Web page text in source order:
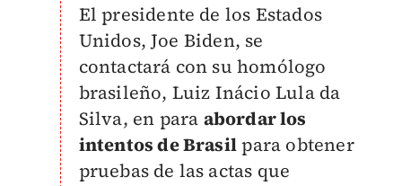
El presidente de los Estados
Unidos, Joe Biden, se
contactará con su homólogo
brasileño, Luiz Inácio Lula da
Silva, en para abordar los
intentos de Brasilpara obtener
pruebas de las actas que